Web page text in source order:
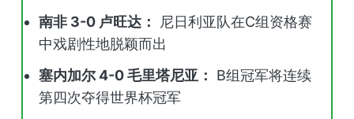
南非 3-0 卢旺达：
尼日利亚队在C组资格赛
中戏剧性地脱颖而出
塞内加尔 4-0 毛里塔尼亚：
B组冠军将连续
第四次夺得世界杯冠军